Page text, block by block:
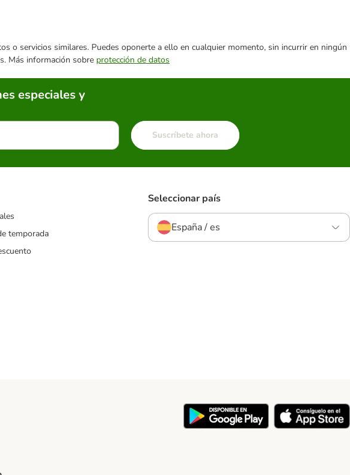
o servicios similares. Puedes oponerte a ello en cualquier momento, sin incurrir en ningún
Más información sobre protección de datos
especiales y
Suscríbete ahora
temporada
Seleccionar país
España / es